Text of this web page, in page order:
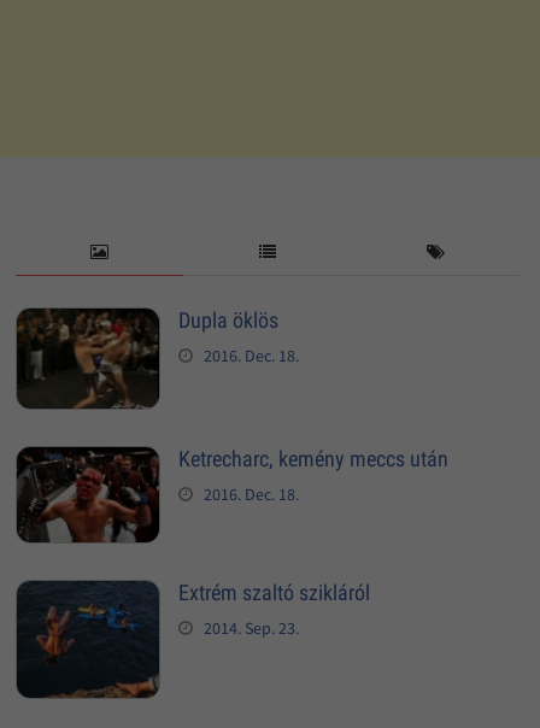
Dupla öklös
2016. Dec. 18.
Ketrecharc, kemény meccs után
2016. Dec. 18.
Extrém szaltó szikláról
2014. Sep. 23.